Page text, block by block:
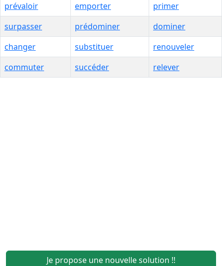
prévaloir
emporter
primer
surpasser
prédominer
dominer
changer
substituer
renouveler
commuter
succéder relever
Je propose une nouvelle solution !!